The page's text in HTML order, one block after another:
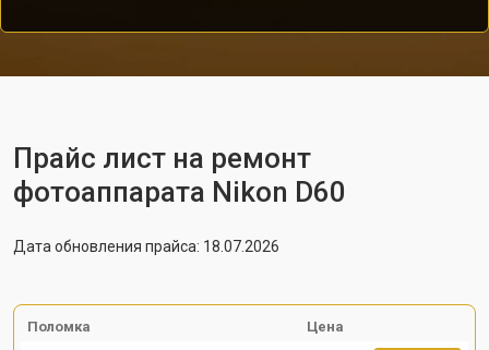
Прайс лист на ремонт
фотоаппарата Nikon D60
Дата обновления прайса: 18.07.2026
Поломка Цена